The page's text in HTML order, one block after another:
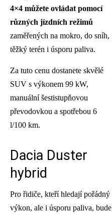
4×4 můžete ovládat pomocí
různých jízdních režimů
zaměřených na mokro, do sníh,
těžký terén i úsporu paliva.
Za tuto cenu dostanete skvělé
SUV s výkonem 99 kW,
manuální šestistupňovou
převodovkou a spotřebou 6
l/100 km.
Dacia Duster
hybrid
Pro řidiče, kteří hledají pořádný
výkon, ale i úsporu paliva, bude